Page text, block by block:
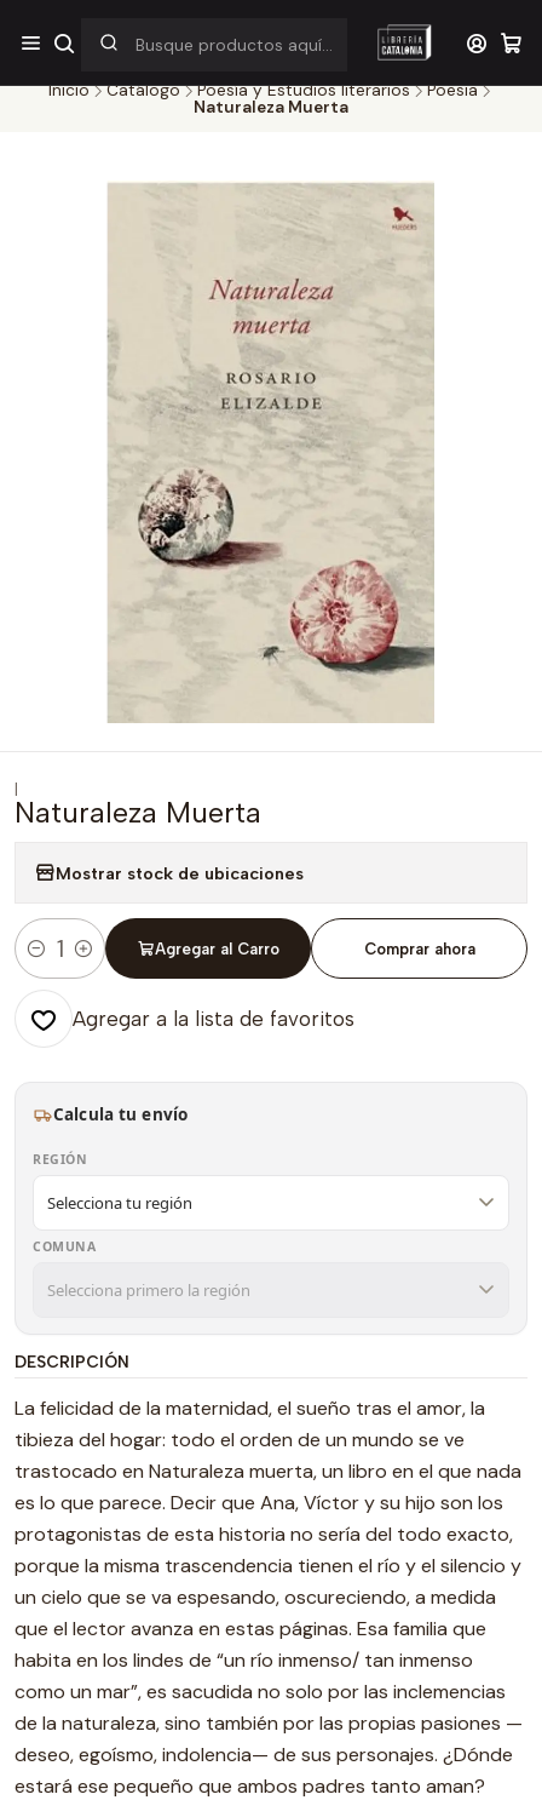
¡Por pocos días! Despacho a $1.000 en RM por compras sobre
$38.000
Inicio Catálogo Poesía y Estudios literarios
Poesia
Naturaleza Muerta
|
Naturaleza Muerta
Mostrar stock de ubicaciones
Cantidad
Agregar al Carro Comprar ahora
Agregar a la lista de favoritos
Calcula tu envío
REGIÓN
COMUNA
DESCRIPCIÓN
La felicidad de la maternidad, el sueño tras el amor, la
tibieza del hogar: todo el orden de un mundo se ve
trastocado en Naturaleza muerta, un libro en el que nada
es lo que parece. Decir que Ana, Víctor y su hijo son los
protagonistas de esta historia no sería del todo exacto,
porque la misma trascendencia tienen el río y el silencio y
un cielo que se va espesando, oscureciendo, a medida
que el lector avanza en estas páginas. Esa familia que
habita en los lindes de “un río inmenso/ tan inmenso
como un mar”, es sacudida no solo por las inclemencias
de la naturaleza, sino también por las propias pasiones —
deseo, egoísmo, indolencia— de sus personajes. ¿Dónde
estará ese pequeño que ambos padres tanto aman?